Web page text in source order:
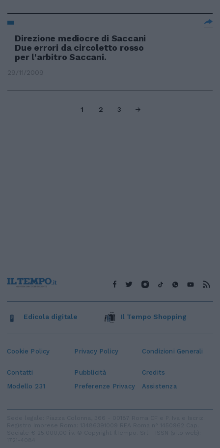
Direzione mediocre di Saccani
Due errori da circoletto rosso
per l'arbitro Saccani.
29/11/2009
1 2 3
Cookie Policy Privacy Policy Condizioni Generali
Contatti Pubblicità
Credits
Modello 231
Preferenze Privacy Assistenza
Edicola digitale Il Tempo Shopping